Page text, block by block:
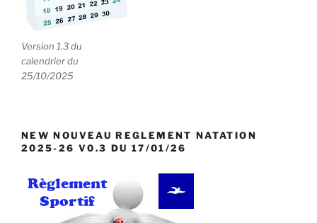
Version 1.3 du
calendrier du
25/10/2025
NEW NOUVEAU REGLEMENT NATATION
2025-26 V0.3 DU 17/01/26